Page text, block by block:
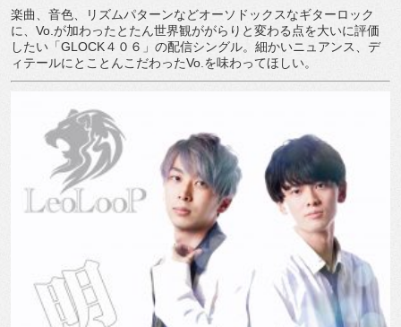
楽曲、音色、リズムパターンなどオーソドックスなギターロック
に、 Vo. が加わったとたん世界観ががらりと変わる点を大いに評価
したい「GLOCK４０６」の配信シングル。細かいニュアンス、デ
ィテールにとことんこだわったVo. を味わってほしい。